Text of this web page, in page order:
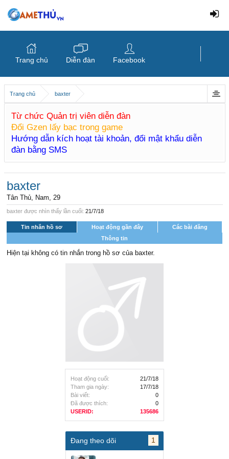
Trang chủ baxter
Từ chức Quản trị viên diễn đàn
Đổi Gzen lấy bạc trong game
Hướng dẫn kích hoạt tài khoản, đổi mật khẩu diễn
đàn bằng SMS
Hoạt động cuối:
21/7/18
Tham gia ngày:
17/7/18
Bài viết:
0
Đã được thích:
0
USERID:
135686
Đang theo dõi 1
baxter
Tân Thủ, Nam, 29
baxter được nhìn thấy lần cuối: 21/7/18
Tin nhắn hồ sơ Hoạt động gần đây
Các bài đăng
Thông tin
Hiện tại không có tin nhắn trong hồ sơ của baxter.
Trang chủ Diễn đàn Facebook